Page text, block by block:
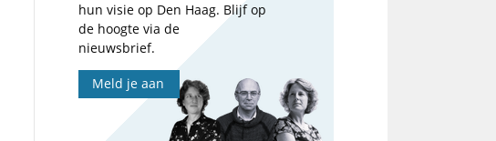
hun visie op Den Haag. Blijf op
de hoogte via de
nieuwsbrief.
Meld je aan